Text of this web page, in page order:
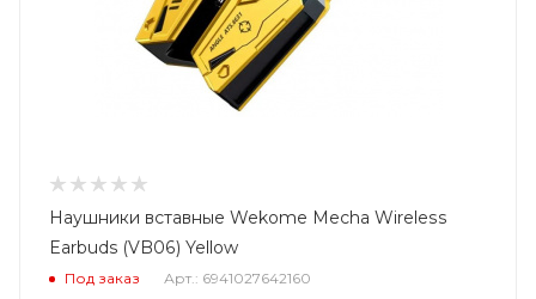
Наушники вставные Wekome Mecha Wireless
Earbuds (VB06) Yellow
Под заказ Арт.: 6941027642160